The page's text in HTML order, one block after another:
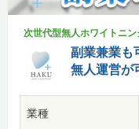
次世代型無人ホワイトニ
副業兼業も
無人運営が
業種